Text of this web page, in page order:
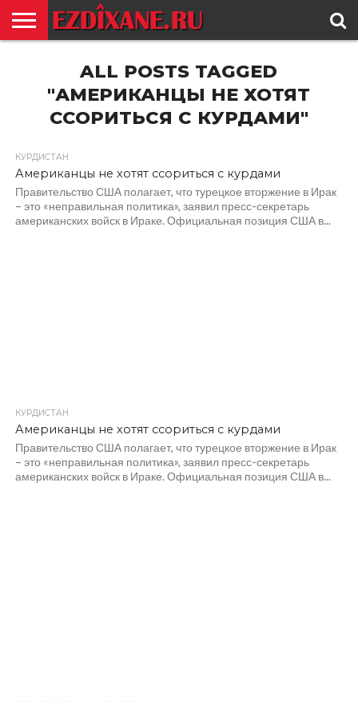
ЕЗИДИЗМ
НОВОСТИ
ИСТОРИЯ
КУЛЬТУРА
КОНТАКТALL POSTS TAGGED
"АМЕРИКАНЦЫ НЕ ХОТЯТ
ССОРИТЬСЯ С КУРДАМИ"
КУРДИСТАН
Американцы не хотят ссориться с курдами
Правительство США полагает, что турецкое вторжение в Ирак
– это «неправильная политика», заявил пресс-секретарь
американских войск в Ираке. Официальная позиция США в...
КУРДИСТАН
Американцы не хотят ссориться с курдами
Правительство США полагает, что турецкое вторжение в Ирак
– это «неправильная политика», заявил пресс-секретарь
американских войск в Ираке. Официальная позиция США в...